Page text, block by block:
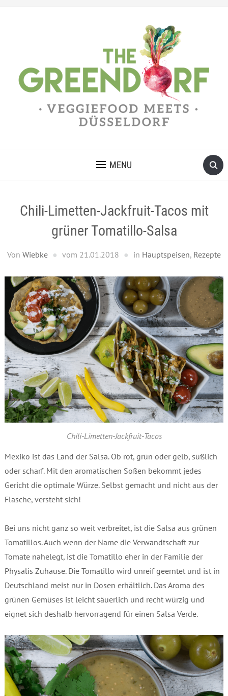
MENU
Chili-Limetten-Jackfruit-Tacos mit
grüner Tomatillo-Salsa
Von Wiebke vom 21.01.2018 in Hauptspeisen, Rezepte
Chili-Limetten-Jackfruit-Tacos
Mexiko ist das Land der Salsa. Ob rot, grün oder gelb, süßlich
oder scharf. Mit den aromatischen Soßen bekommt jedes
Gericht die optimale Würze. Selbst gemacht und nicht aus der
Flasche, versteht sich!
Bei uns nicht ganz so weit verbreitet, ist die Salsa aus grünen
Tomatillos. Auch wenn der Name die Verwandtschaft zur
Tomate nahelegt, ist die Tomatillo eher in der Familie der
Physalis Zuhause. Die Tomatillo wird unreif geerntet und ist in
Deutschland meist nur in Dosen erhältlich. Das Aroma des
grünen Gemüses ist leicht säuerlich und recht würzig und
eignet sich deshalb hervorragend für einen Salsa Verde.